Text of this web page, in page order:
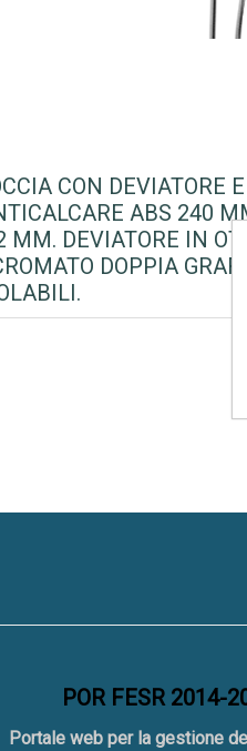
CON DEVIATORE
ABS 240
MM. DEVIATORE IN
DOPPIA
POR FESR 2014-
Portale web per la gestione